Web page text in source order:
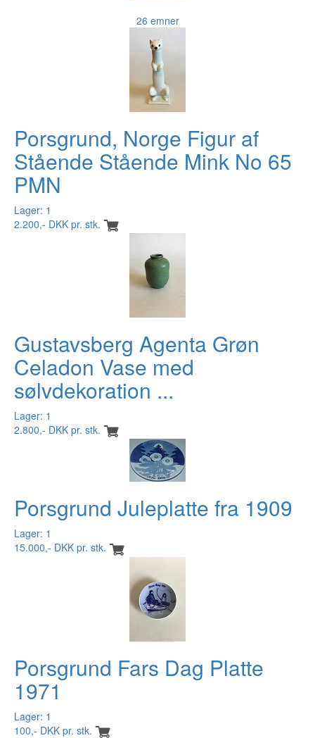
26 emner
Porsgrund, Norge Figur af
Stående Stående Mink No 65
PMN
Lager: 1
2.200,- DKK pr. stk.
Gustavsberg Agenta Grøn
Celadon Vase med
sølvdekoration ...
Lager: 1
2.800,- DKK pr. stk.
Porsgrund Juleplatte fra 1909
Lager: 1
15.000,- DKK pr. stk.
Porsgrund Fars Dag Platte
1971
Lager: 1
100,- DKK pr. stk.